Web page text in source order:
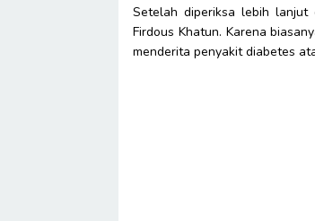
Setelah diperiksa lebih
Firdous Khatun. Karena
menderita penyakit diabetes